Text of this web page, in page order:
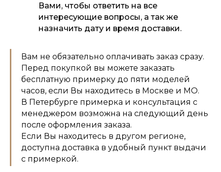
Вами, чтобы ответить на все
интересующие вопросы, а так же
назначить дату и время доставки.
Вам не обязательно оплачивать заказ сразу.
Перед покупкой вы можете заказать
бесплатную примерку до пяти моделей
часов, если Вы находитесь в Москве и МО.
В Петербурге примерка и консультация с
менеджером возможна на следующий день
после оформления заказа.
Если Вы находитесь в другом регионе,
доступна доставка в удобный пункт выдачи
с примеркой.